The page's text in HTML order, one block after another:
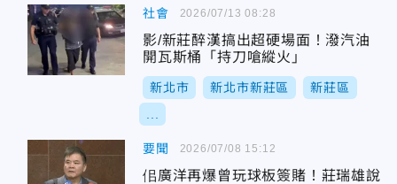
社會
影/新莊醉漢搞出超硬場面！潑汽油
開瓦斯桶「持刀嗆縱火」
新北市 新北市新莊區 新莊區
2026/07/13 08:28
要聞
佀廣洋再爆曾玩球板簽賭！莊瑞雄說
2026/07/08 15:12